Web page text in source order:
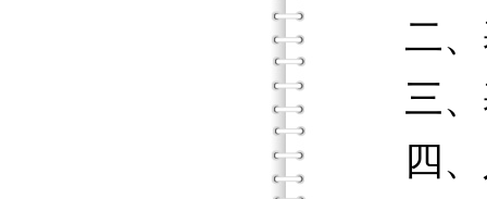
二、
三、
四、